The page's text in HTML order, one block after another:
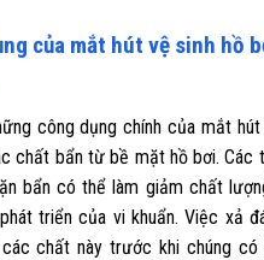
của mắt hút vệ sinh hồ
công dụng chính của mắt
chất bẩn từ bề mặt hồ bơi. Các
bẩn có thể làm giảm chất
triển của vi khuẩn. Việc xả
chất này trước khi chúng có